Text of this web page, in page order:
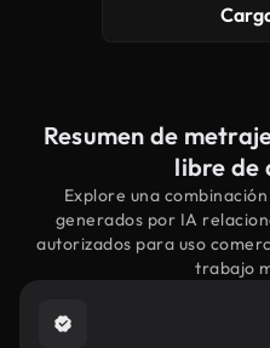
Resumen de
libre de
Explore una
generados por IA
autorizados para uso
trabajo